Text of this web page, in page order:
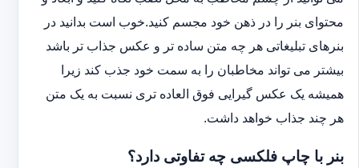
محتوای بنر را در ذهن خود مجسم کنید.خوب است بدانید در
بنرهای تبلیغاتی هر چه متن ساده تر و عکس جذاب تر باشد
بیشتر می تواند مخاطبان را به سمت خود جذب کند زیرا
همیشه یک عکس گیرایی فوق العاده تری نسبت به یک متن
هر چند جذاب خواهد داشت.
بنر با چاپ فلکسی چه تفاوتی دارد؟